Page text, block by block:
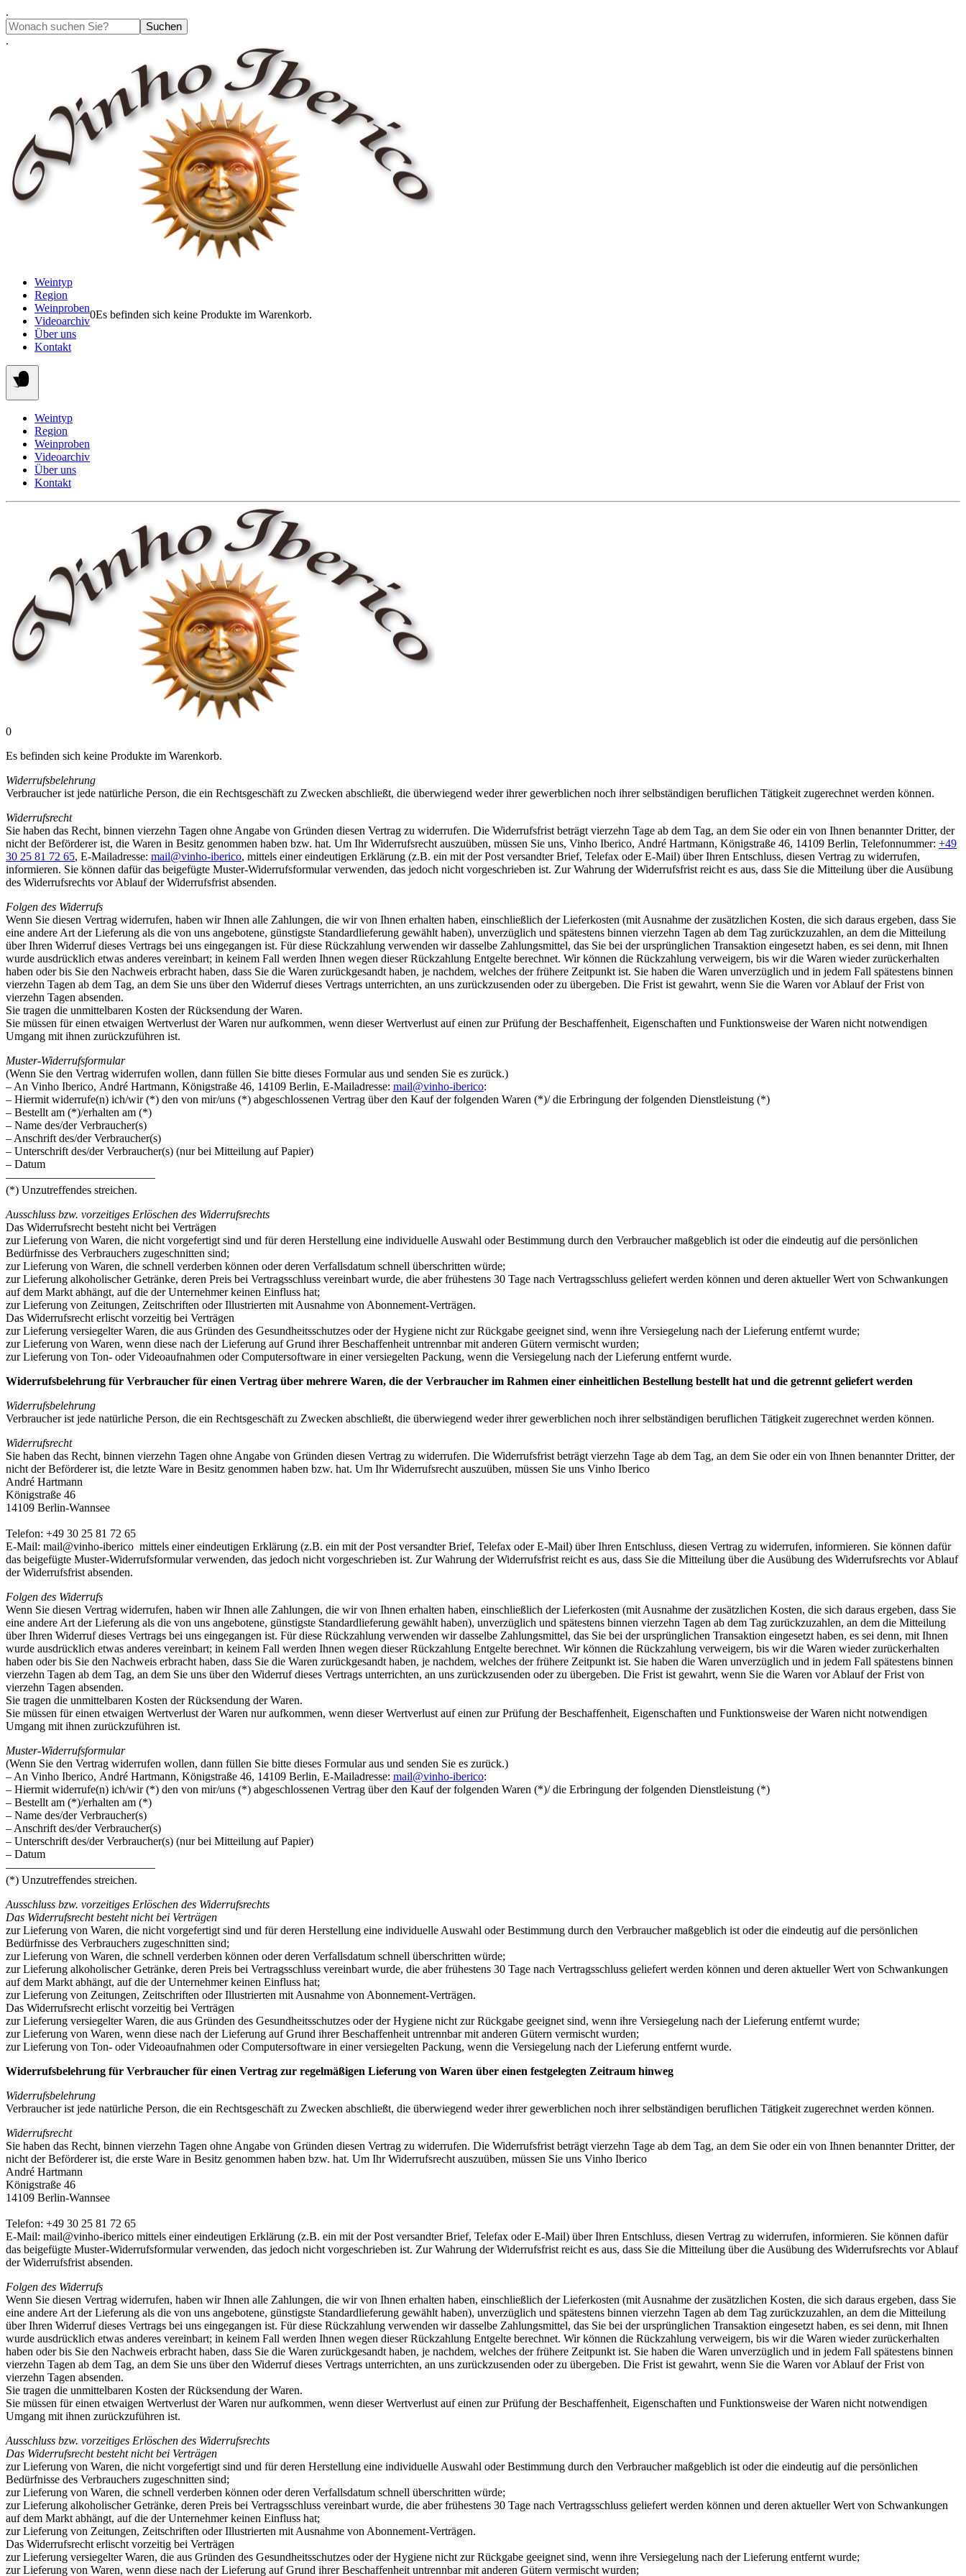
zum
Inhalt
.
Suchen
.
Weintyp
Region
Weinproben
Videoarchiv
Über uns
Kontakt
0Es befinden sich keine Produkte im Warenkorb.
Weintyp
Region
Weinproben
Videoarchiv
Über uns
Kontakt
0
Es befinden sich keine Produkte im Warenkorb.
Widerrufsbelehrung
Verbraucher ist jede natürliche Person, die ein Rechtsgeschäft zu Zwecken abschließt, die überwiegend weder ihrer gewerblichen noch ihrer selbständigen beruflichen Tätigkeit zugerechnet werden können.
Widerrufsrecht
Sie haben das Recht, binnen vierzehn Tagen ohne Angabe von Gründen diesen Vertrag zu widerrufen. Die Widerrufsfrist beträgt vierzehn Tage ab dem Tag, an dem Sie oder ein von Ihnen benannter Dritter, der
nicht der Beförderer ist, die Waren in Besitz genommen haben bzw. hat. Um Ihr Widerrufsrecht auszuüben, müssen Sie uns, Vinho Iberico, André Hartmann, Königstraße 46, 14109 Berlin, Telefonnummer: +49
30 25 81 72 65, E-Mailadresse: mail@vinho-iberico, mittels einer eindeutigen Erklärung (z.B. ein mit der Post versandter Brief, Telefax oder E-Mail) über Ihren Entschluss, diesen Vertrag zu widerrufen,
informieren. Sie können dafür das beigefügte Muster-Widerrufsformular verwenden, das jedoch nicht vorgeschrieben ist. Zur Wahrung der Widerrufsfrist reicht es aus, dass Sie die Mitteilung über die Ausübung
des Widerrufsrechts vor Ablauf der Widerrufsfrist absenden.
Folgen des Widerrufs
Wenn Sie diesen Vertrag widerrufen, haben wir Ihnen alle Zahlungen, die wir von Ihnen erhalten haben, einschließlich der Lieferkosten (mit Ausnahme der zusätzlichen Kosten, die sich daraus ergeben, dass Sie
eine andere Art der Lieferung als die von uns angebotene, günstigste Standardlieferung gewählt haben), unverzüglich und spätestens binnen vierzehn Tagen ab dem Tag zurückzuzahlen, an dem die Mitteilung
über Ihren Widerruf dieses Vertrags bei uns eingegangen ist. Für diese Rückzahlung verwenden wir dasselbe Zahlungsmittel, das Sie bei der ursprünglichen Transaktion eingesetzt haben, es sei denn, mit Ihnen
wurde ausdrücklich etwas anderes vereinbart; in keinem Fall werden Ihnen wegen dieser Rückzahlung Entgelte berechnet. Wir können die Rückzahlung verweigern, bis wir die Waren wieder zurückerhalten
haben oder bis Sie den Nachweis erbracht haben, dass Sie die Waren zurückgesandt haben, je nachdem, welches der frühere Zeitpunkt ist. Sie haben die Waren unverzüglich und in jedem Fall spätestens binnen
vierzehn Tagen ab dem Tag, an dem Sie uns über den Widerruf dieses Vertrags unterrichten, an uns zurückzusenden oder zu übergeben. Die Frist ist gewahrt, wenn Sie die Waren vor Ablauf der Frist von
vierzehn Tagen absenden.
Sie tragen die unmittelbaren Kosten der Rücksendung der Waren.
Sie müssen für einen etwaigen Wertverlust der Waren nur aufkommen, wenn dieser Wertverlust auf einen zur Prüfung der Beschaffenheit, Eigenschaften und Funktionsweise der Waren nicht notwendigen
Umgang mit ihnen zurückzuführen ist.
Muster-Widerrufsformular
(Wenn Sie den Vertrag widerrufen wollen, dann füllen Sie bitte dieses Formular aus und senden Sie es zurück.)
– An Vinho Iberico, André Hartmann, Königstraße 46, 14109 Berlin, E-Mailadresse: mail@vinho-iberico:
– Hiermit widerrufe(n) ich/wir (*) den von mir/uns (*) abgeschlossenen Vertrag über den Kauf der folgenden Waren (*)/ die Erbringung der folgenden Dienstleistung (*)
– Bestellt am (*)/erhalten am (*)
– Name des/der Verbraucher(s)
– Anschrift des/der Verbraucher(s)
– Unterschrift des/der Verbraucher(s) (nur bei Mitteilung auf Papier)
– Datum
—————————————
(*) Unzutreffendes streichen.
Ausschluss bzw. vorzeitiges Erlöschen des Widerrufsrechts
Das Widerrufsrecht besteht nicht bei Verträgen
zur Lieferung von Waren, die nicht vorgefertigt sind und für deren Herstellung eine individuelle Auswahl oder Bestimmung durch den Verbraucher maßgeblich ist oder die eindeutig auf die persönlichen
Bedürfnisse des Verbrauchers zugeschnitten sind;
zur Lieferung von Waren, die schnell verderben können oder deren Verfallsdatum schnell überschritten würde;
zur Lieferung alkoholischer Getränke, deren Preis bei Vertragsschluss vereinbart wurde, die aber frühestens 30 Tage nach Vertragsschluss geliefert werden können und deren aktueller Wert von Schwankungen
auf dem Markt abhängt, auf die der Unternehmer keinen Einfluss hat;
zur Lieferung von Zeitungen, Zeitschriften oder Illustrierten mit Ausnahme von Abonnement-Verträgen.
Das Widerrufsrecht erlischt vorzeitig bei Verträgen
zur Lieferung versiegelter Waren, die aus Gründen des Gesundheitsschutzes oder der Hygiene nicht zur Rückgabe geeignet sind, wenn ihre Versiegelung nach der Lieferung entfernt wurde;
zur Lieferung von Waren, wenn diese nach der Lieferung auf Grund ihrer Beschaffenheit untrennbar mit anderen Gütern vermischt wurden;
zur Lieferung von Ton- oder Videoaufnahmen oder Computersoftware in einer versiegelten Packung, wenn die Versiegelung nach der Lieferung entfernt wurde.
Widerrufsbelehrung für Verbraucher für einen Vertrag über mehrere Waren, die der Verbraucher im Rahmen einer einheitlichen Bestellung bestellt hat und die getrennt geliefert werden
Widerrufsbelehrung
Verbraucher ist jede natürliche Person, die ein Rechtsgeschäft zu Zwecken abschließt, die überwiegend weder ihrer gewerblichen noch ihrer selbständigen beruflichen Tätigkeit zugerechnet werden können.
Widerrufsrecht
Sie haben das Recht, binnen vierzehn Tagen ohne Angabe von Gründen diesen Vertrag zu widerrufen. Die Widerrufsfrist beträgt vierzehn Tage ab dem Tag, an dem Sie oder ein von Ihnen benannter Dritter, der
nicht der Beförderer ist, die letzte Ware in Besitz genommen haben bzw. hat. Um Ihr Widerrufsrecht auszuüben, müssen Sie uns Vinho Iberico
André Hartmann
Königstraße 46
14109 Berlin-Wannsee
Telefon: +49 30 25 81 72 65
E-Mail: mail@vinho-iberico mittels einer eindeutigen Erklärung (z.B. ein mit der Post versandter Brief, Telefax oder E-Mail) über Ihren Entschluss, diesen Vertrag zu widerrufen, informieren. Sie können dafür
das beigefügte Muster-Widerrufsformular verwenden, das jedoch nicht vorgeschrieben ist. Zur Wahrung der Widerrufsfrist reicht es aus, dass Sie die Mitteilung über die Ausübung des Widerrufsrechts vor Ablauf
der Widerrufsfrist absenden.
Folgen des Widerrufs
Wenn Sie diesen Vertrag widerrufen, haben wir Ihnen alle Zahlungen, die wir von Ihnen erhalten haben, einschließlich der Lieferkosten (mit Ausnahme der zusätzlichen Kosten, die sich daraus ergeben, dass Sie
eine andere Art der Lieferung als die von uns angebotene, günstigste Standardlieferung gewählt haben), unverzüglich und spätestens binnen vierzehn Tagen ab dem Tag zurückzuzahlen, an dem die Mitteilung
über Ihren Widerruf dieses Vertrags bei uns eingegangen ist. Für diese Rückzahlung verwenden wir dasselbe Zahlungsmittel, das Sie bei der ursprünglichen Transaktion eingesetzt haben, es sei denn, mit Ihnen
wurde ausdrücklich etwas anderes vereinbart; in keinem Fall werden Ihnen wegen dieser Rückzahlung Entgelte berechnet. Wir können die Rückzahlung verweigern, bis wir die Waren wieder zurückerhalten
haben oder bis Sie den Nachweis erbracht haben, dass Sie die Waren zurückgesandt haben, je nachdem, welches der frühere Zeitpunkt ist. Sie haben die Waren unverzüglich und in jedem Fall spätestens binnen
vierzehn Tagen ab dem Tag, an dem Sie uns über den Widerruf dieses Vertrags unterrichten, an uns zurückzusenden oder zu übergeben. Die Frist ist gewahrt, wenn Sie die Waren vor Ablauf der Frist von
vierzehn Tagen absenden.
Sie tragen die unmittelbaren Kosten der Rücksendung der Waren.
Sie müssen für einen etwaigen Wertverlust der Waren nur aufkommen, wenn dieser Wertverlust auf einen zur Prüfung der Beschaffenheit, Eigenschaften und Funktionsweise der Waren nicht notwendigen
Umgang mit ihnen zurückzuführen ist.
Muster-Widerrufsformular
(Wenn Sie den Vertrag widerrufen wollen, dann füllen Sie bitte dieses Formular aus und senden Sie es zurück.)
– An Vinho Iberico, André Hartmann, Königstraße 46, 14109 Berlin, E-Mailadresse: mail@vinho-iberico:
– Hiermit widerrufe(n) ich/wir (*) den von mir/uns (*) abgeschlossenen Vertrag über den Kauf der folgenden Waren (*)/ die Erbringung der folgenden Dienstleistung (*)
– Bestellt am (*)/erhalten am (*)
– Name des/der Verbraucher(s)
– Anschrift des/der Verbraucher(s)
– Unterschrift des/der Verbraucher(s) (nur bei Mitteilung auf Papier)
– Datum
—————————————
(*) Unzutreffendes streichen.
Ausschluss bzw. vorzeitiges Erlöschen des Widerrufsrechts
Das Widerrufsrecht besteht nicht bei Verträgen
zur Lieferung von Waren, die nicht vorgefertigt sind und für deren Herstellung eine individuelle Auswahl oder Bestimmung durch den Verbraucher maßgeblich ist oder die eindeutig auf die persönlichen
Bedürfnisse des Verbrauchers zugeschnitten sind;
zur Lieferung von Waren, die schnell verderben können oder deren Verfallsdatum schnell überschritten würde;
zur Lieferung alkoholischer Getränke, deren Preis bei Vertragsschluss vereinbart wurde, die aber frühestens 30 Tage nach Vertragsschluss geliefert werden können und deren aktueller Wert von Schwankungen
auf dem Markt abhängt, auf die der Unternehmer keinen Einfluss hat;
zur Lieferung von Zeitungen, Zeitschriften oder Illustrierten mit Ausnahme von Abonnement-Verträgen.
Das Widerrufsrecht erlischt vorzeitig bei Verträgen
zur Lieferung versiegelter Waren, die aus Gründen des Gesundheitsschutzes oder der Hygiene nicht zur Rückgabe geeignet sind, wenn ihre Versiegelung nach der Lieferung entfernt wurde;
zur Lieferung von Waren, wenn diese nach der Lieferung auf Grund ihrer Beschaffenheit untrennbar mit anderen Gütern vermischt wurden;
zur Lieferung von Ton- oder Videoaufnahmen oder Computersoftware in einer versiegelten Packung, wenn die Versiegelung nach der Lieferung entfernt wurde.
Widerrufsbelehrung für Verbraucher für einen Vertrag zur regelmäßigen Lieferung von Waren über einen festgelegten Zeitraum hinweg
Widerrufsbelehrung
Verbraucher ist jede natürliche Person, die ein Rechtsgeschäft zu Zwecken abschließt, die überwiegend weder ihrer gewerblichen noch ihrer selbständigen beruflichen Tätigkeit zugerechnet werden können.
Widerrufsrecht
Sie haben das Recht, binnen vierzehn Tagen ohne Angabe von Gründen diesen Vertrag zu widerrufen. Die Widerrufsfrist beträgt vierzehn Tage ab dem Tag, an dem Sie oder ein von Ihnen benannter Dritter, der
nicht der Beförderer ist, die erste Ware in Besitz genommen haben bzw. hat. Um Ihr Widerrufsrecht auszuüben, müssen Sie uns Vinho Iberico
André Hartmann
Königstraße 46
14109 Berlin-Wannsee
Telefon: +49 30 25 81 72 65
E-Mail: mail@vinho-iberico mittels einer eindeutigen Erklärung (z.B. ein mit der Post versandter Brief, Telefax oder E-Mail) über Ihren Entschluss, diesen Vertrag zu widerrufen, informieren. Sie können dafür
das beigefügte Muster-Widerrufsformular verwenden, das jedoch nicht vorgeschrieben ist. Zur Wahrung der Widerrufsfrist reicht es aus, dass Sie die Mitteilung über die Ausübung des Widerrufsrechts vor Ablauf
der Widerrufsfrist absenden.
Folgen des Widerrufs
Wenn Sie diesen Vertrag widerrufen, haben wir Ihnen alle Zahlungen, die wir von Ihnen erhalten haben, einschließlich der Lieferkosten (mit Ausnahme der zusätzlichen Kosten, die sich daraus ergeben, dass Sie
eine andere Art der Lieferung als die von uns angebotene, günstigste Standardlieferung gewählt haben), unverzüglich und spätestens binnen vierzehn Tagen ab dem Tag zurückzuzahlen, an dem die Mitteilung
über Ihren Widerruf dieses Vertrags bei uns eingegangen ist. Für diese Rückzahlung verwenden wir dasselbe Zahlungsmittel, das Sie bei der ursprünglichen Transaktion eingesetzt haben, es sei denn, mit Ihnen
wurde ausdrücklich etwas anderes vereinbart; in keinem Fall werden Ihnen wegen dieser Rückzahlung Entgelte berechnet. Wir können die Rückzahlung verweigern, bis wir die Waren wieder zurückerhalten
haben oder bis Sie den Nachweis erbracht haben, dass Sie die Waren zurückgesandt haben, je nachdem, welches der frühere Zeitpunkt ist. Sie haben die Waren unverzüglich und in jedem Fall spätestens binnen
vierzehn Tagen ab dem Tag, an dem Sie uns über den Widerruf dieses Vertrags unterrichten, an uns zurückzusenden oder zu übergeben. Die Frist ist gewahrt, wenn Sie die Waren vor Ablauf der Frist von
vierzehn Tagen absenden.
Sie tragen die unmittelbaren Kosten der Rücksendung der Waren.
Sie müssen für einen etwaigen Wertverlust der Waren nur aufkommen, wenn dieser Wertverlust auf einen zur Prüfung der Beschaffenheit, Eigenschaften und Funktionsweise der Waren nicht notwendigen
Umgang mit ihnen zurückzuführen ist.
Ausschluss bzw. vorzeitiges Erlöschen des Widerrufsrechts
Das Widerrufsrecht besteht nicht bei Verträgen
zur Lieferung von Waren, die nicht vorgefertigt sind und für deren Herstellung eine individuelle Auswahl oder Bestimmung durch den Verbraucher maßgeblich ist oder die eindeutig auf die persönlichen
Bedürfnisse des Verbrauchers zugeschnitten sind;
zur Lieferung von Waren, die schnell verderben können oder deren Verfallsdatum schnell überschritten würde;
zur Lieferung alkoholischer Getränke, deren Preis bei Vertragsschluss vereinbart wurde, die aber frühestens 30 Tage nach Vertragsschluss geliefert werden können und deren aktueller Wert von Schwankungen
auf dem Markt abhängt, auf die der Unternehmer keinen Einfluss hat;
zur Lieferung von Zeitungen, Zeitschriften oder Illustrierten mit Ausnahme von Abonnement-Verträgen.
Das Widerrufsrecht erlischt vorzeitig bei Verträgen
zur Lieferung versiegelter Waren, die aus Gründen des Gesundheitsschutzes oder der Hygiene nicht zur Rückgabe geeignet sind, wenn ihre Versiegelung nach der Lieferung entfernt wurde;
zur Lieferung von Waren, wenn diese nach der Lieferung auf Grund ihrer Beschaffenheit untrennbar mit anderen Gütern vermischt wurden;